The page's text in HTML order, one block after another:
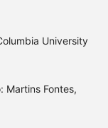
University
Martins Fontes,